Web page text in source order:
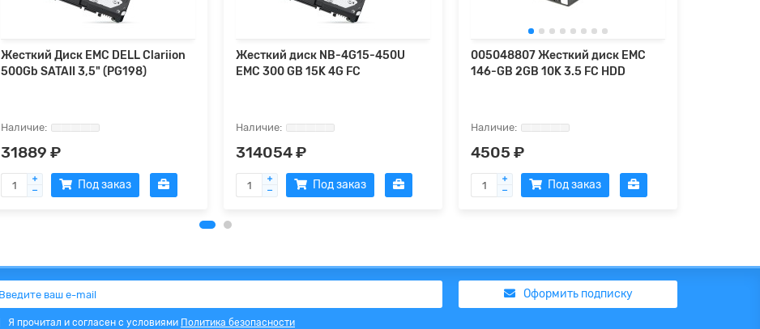
Жесткий Диск EMC DELL Clariion
500Gb SATAII 3,5" (PG198)
31889 ₽
Под заказ
Жесткий диск NB-4G15-450U
EMC 300 GB 15K 4G FC
314054 ₽
Под заказ
005048807 Жесткий диск EMC
146-GB 2GB 10K 3.5 FC HDD
4505 ₽
Под заказ
Я прочитал и согласен с условиями Политика безопасности
Оформить подписку